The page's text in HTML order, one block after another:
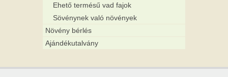
Ehető termésű vad fajok
Sövénynek való növények
Növény bérlés
Ajándékutalvány